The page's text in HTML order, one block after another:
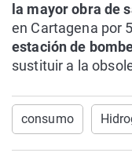
la mayor obra de
en Cartagena por
estación de
sustituir a la
consumo